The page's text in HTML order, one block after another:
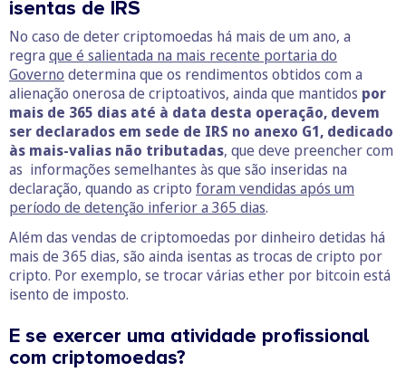
isentas de IRS
No caso de deter criptomoedas há mais de um ano, a
regra que é salientada na mais recente portaria do
Governo determina que os rendimentos obtidos com a
alienação onerosa de criptoativos, ainda que mantidos por
mais de 365 dias até à data desta operação, devem
ser declarados em sede de IRS no anexo G1, dedicado
às mais-valias não tributadas, que deve preencher com
as informações semelhantes às que são inseridas na
declaração, quando as cripto foram vendidas após um
período de detenção inferior a 365 dias.
Além das vendas de criptomoedas por dinheiro detidas há
mais de 365 dias, são ainda isentas as trocas de cripto por
cripto. Por exemplo, se trocar várias ether por bitcoin está
isento de imposto.
E se exercer uma atividade profissional
com criptomoedas?